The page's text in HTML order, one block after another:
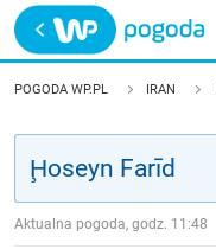
Trwa ładowanie
POLSKA
POGODA WP.PL IRAN
Aktualna pogoda, godz. 11:48